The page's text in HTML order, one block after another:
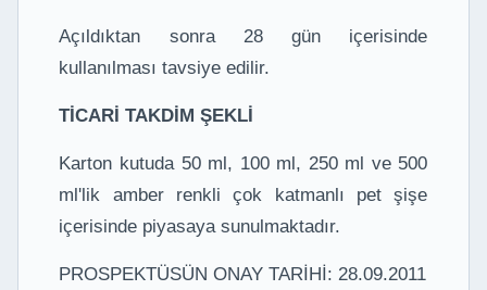
Açıldıktan sonra 28 gün içerisinde
kullanılması tavsiye edilir.
TİCARİ TAKDİM ŞEKLİ
Karton kutuda 50 ml, 100 ml, 250 ml ve 500
ml'lik amber renkli çok katmanlı pet şişe
içerisinde piyasaya sunulmaktadır.
PROSPEKTÜSÜN ONAY TARİHİ: 28.09.2011